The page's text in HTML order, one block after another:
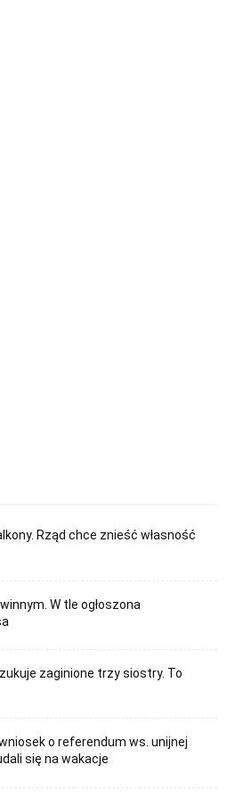
Rząd chce znieść własność
W tle ogłoszona
zaginione trzy siostry. To
o referendum ws. unijnej
się na wakacje